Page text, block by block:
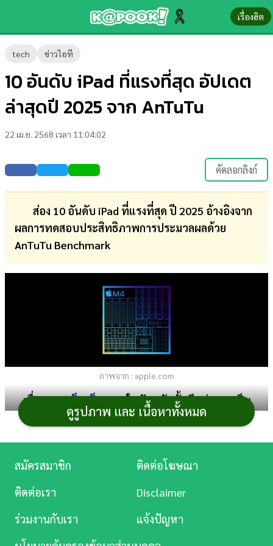
เรื่องฮิต
tech ข่าวไอที
10 อันดับ iPad ที่แรงที่สุด อัปเดต
ล่าสุดปี 2025 จาก AnTuTu
22 เม.ย. 2568 เวลา 11:04:02
คัดลอกลิงก์
ส่อง 10 อันดับ iPad ที่แรงที่สุด ปี 2025 อ้างอิงจาก
ผลการทดสอบประสิทธิภาพการประมวลผลด้วย
AnTuTu Benchmark
ภาพจาก : apple.com
เนื่องจากแท็บเล็ตiPad ในปัจจุบันนั้นมีแบ่งออกเป็น
หลายรุ่น ไม่ว่าจะเป็น iPad, iPad Air และ iPad Pro ซึ่งแต่ละ
น้อยแค่ไหน วันนี้
Kapook Techก็ได้นำอันดับ
ที่สุด
ในปี 2025 ที่อ้างอิงจากผลการทดสอบด้วย AnTuTu
iPad ที่แรงที่สุดปี 2025
ดูรูปภาพ และ เนื้อหาทั้งหมด
ข่าว-
ความ
รู้
ข่าว
บันเทิง
ตรวจ
หวย
ผล
บอล
สด
บันเทิง
ดู
Music
สมัครสมาชิก
ติดต่อโฆษณา
ติดต่อเรา
Disclaimer
ร่วมงานกับเรา
แจ้งปัญหา